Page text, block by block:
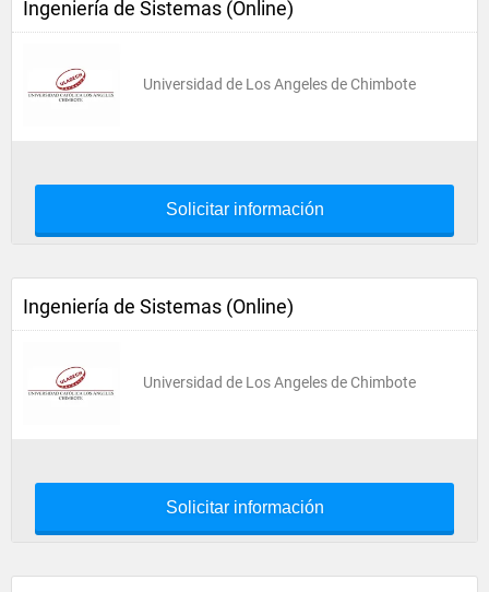
Ingeniería de Sistemas (Online)
Universidad de Los Angeles de Chimbote
Solicitar información
Ingeniería de Sistemas (Online)
Universidad de Los Angeles de Chimbote
Solicitar información